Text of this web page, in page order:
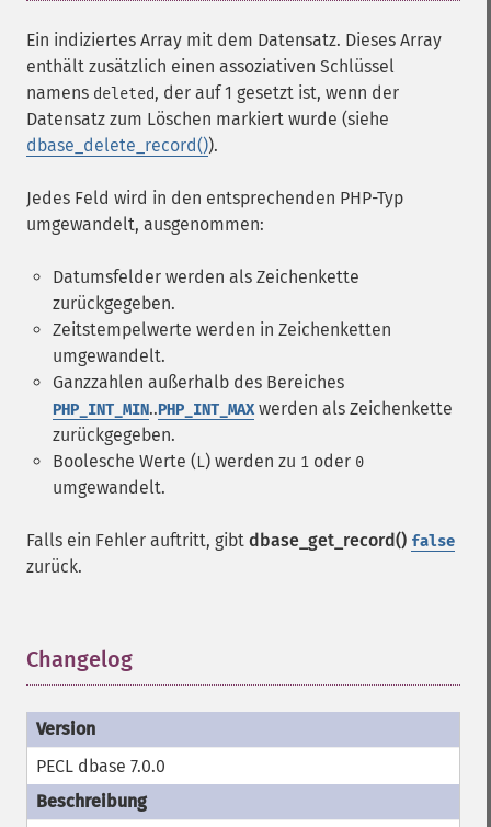
Ein indiziertes Array mit dem Datensatz. Dieses Array
enthält zusätzlich einen assoziativen Schlüssel
namens deleted, der auf 1 gesetzt ist, wenn der
Datensatz zum Löschen markiert wurde (siehe
dbase_delete_record()).
Jedes Feld wird in den entsprechenden PHP-Typ
umgewandelt, ausgenommen:
Datumsfelder werden als Zeichenkette
zurückgegeben.
Zeitstempelwerte werden in Zeichenketten
umgewandelt.
Ganzzahlen außerhalb des Bereiches
PHP_INT_MIN..PHP_INT_MAXwerden als Zeichenkette
zurückgegeben.
Boolesche Werte (L) werden zu 1 oder 0
umgewandelt.
Falls ein Fehler auftritt, gibt dbase_get_record() false
zurück.
Changelog
PECL dbase 7.0.0